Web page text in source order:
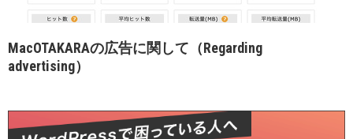
MacOTAKARAの広告に関して（Regarding
advertising）